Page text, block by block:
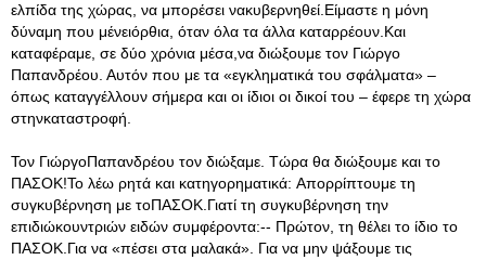
ελπίδα της χώρας, να μπορέσει νακυβερνηθεί.Είμαστε η μόνη
δύναμη που μένειόρθια, όταν όλα τα άλλα καταρρέουν.Και
καταφέραμε, σε δύο χρόνια μέσα,να διώξουμε τον Γιώργο
Παπανδρέου. Αυτόν που με τα «εγκληματικά του σφάλματα» –
όπως καταγγέλλουν σήμερα και οι ίδιοι οι δικοί του – έφερε τη χώρα
στηνκαταστροφή.
Τον ΓιώργοΠαπανδρέου τον διώξαμε. Τώρα θα διώξουμε και το
ΠΑΣΟΚ!Το λέω ρητά και κατηγορηματικά: Απορρίπτουμε τη
συγκυβέρνηση με τοΠΑΣΟΚ.Γιατί τη συγκυβέρνηση την
επιδιώκουντριών ειδών συμφέροντα:-- Πρώτον, τη θέλει το ίδιο το
ΠΑΣΟΚ.Για να «πέσει στα μαλακά». Για να μην ψάξουμε τις